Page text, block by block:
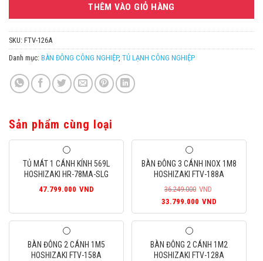
THÊM VÀO GIỎ HÀNG
SKU: FTV-126A
Danh mục: BÀN ĐÔNG CÔNG NGHIỆP, TỦ LẠNH CÔNG NGHIỆP
Sản phẩm cùng loại
TỦ MÁT 1 CÁNH KÍNH 569L
HOSHIZAKI HR-78MA-SLG
47.799.000 VND
BÀN ĐÔNG 3 CÁNH INOX 1M8
HOSHIZAKI FTV-188A
36.249.000 VND
Giá
gốc
36.249.000VND.
33.799.000 VND
hiện
BÀN ĐÔNG 2 CÁNH 1M5
HOSHIZAKI FTV-158A
BÀN ĐÔNG 2 CÁNH 1M2
HOSHIZAKI FTV-128A